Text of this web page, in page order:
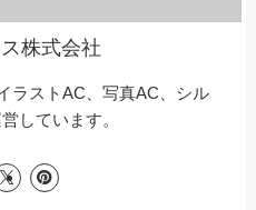
株式会社
ラストAC、写真AC、シル
しています。